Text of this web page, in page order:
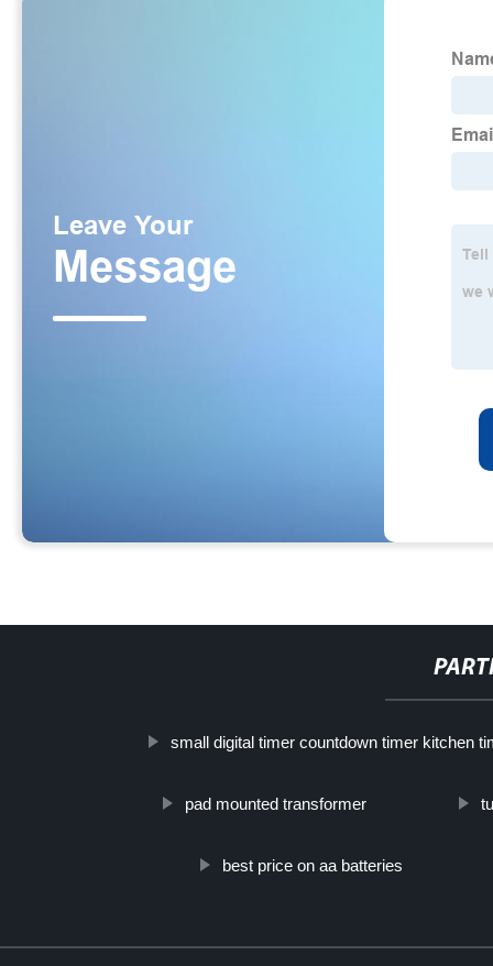
small digital timer countdown timer kitchen
pad mounted transformer
best price on aa batteries